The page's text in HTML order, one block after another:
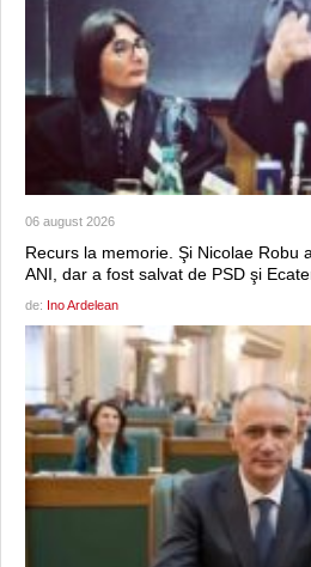
06 august 2026
Recurs la memorie. Şi Nicolae Robu
ANI, dar a fost salvat de PSD şi
de: Ino Ardelean